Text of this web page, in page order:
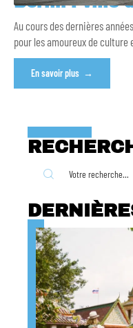
Au cours des dernières
pour les amoureux de culture
En savoir plus